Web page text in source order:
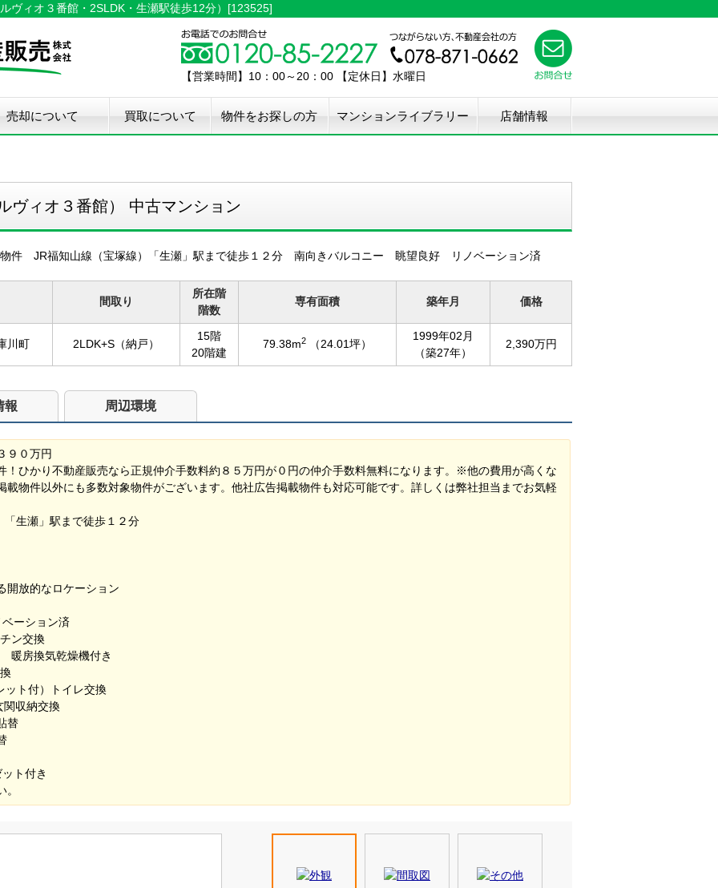
ヴィオ３番館・2SLDK・生瀬駅徒歩12分）[123525]
【営業時間】10：00～20：00 【定休日】水曜日
売却について 買取について 物件をお探しの方 マンションライブラリー 店舗情報
ヴィオ３番館） 中古マンション
物件 JR福知山線（宝塚線）「生瀬」駅まで徒歩１２分 南向きバルコニー 眺望良好 リノベーション済
間取り
所在階
階数
専有面積 築年月 価格
川町 2LDK+S（納戸）
15階
20階建
79.38m2 （24.01坪）
1999年02月
（築27年）
2,390万円
報 周辺環境
９０万円
！ひかり不動産販売なら正規仲介手数料約８５万円が０円の仲介手数料無料になります。※他の費用が高くな
載物件以外にも多数対象物件がございます。他社広告掲載物件も対応可能です。詳しくは弊社担当までお気軽
「生瀬」駅まで徒歩１２分
開放的なロケーション
ーション済
ン交換
暖房換気乾燥機付き
ット付）トイレ交換
関収納交換
替
ト付き